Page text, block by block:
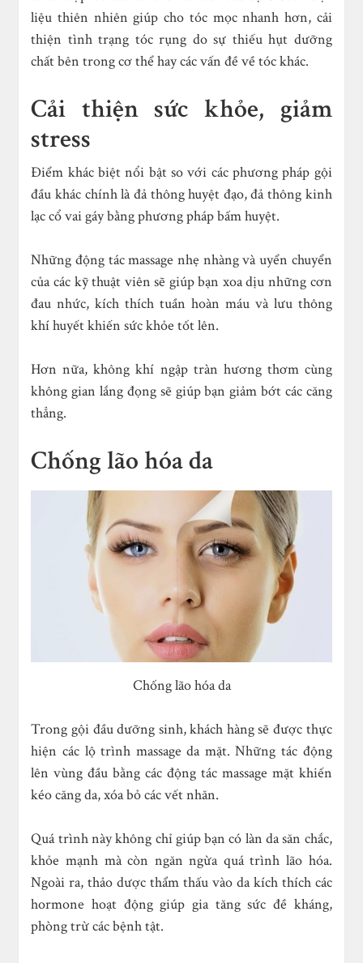
liệu thiên nhiên giúp cho tóc mọc nhanh hơn, cải
thiện tình trạng tóc rụng do sự thiếu hụt dưỡng
chất bên trong cơ thể hay các vấn đề về tóc khác.
Cải thiện sức khỏe, giảm
stress
Điểm khác biệt nổi bật so với các phương pháp gội
đầu khác chính là đả thông huyệt đạo, đả thông kinh
lạc cổ vai gáy bằng phương pháp bấm huyệt.
Những động tác massage nhẹ nhàng và uyển chuyển
của các kỹ thuật viên sẽ giúp bạn xoa dịu những cơn
đau nhức, kích thích tuần hoàn máu và lưu thông
khí huyết khiến sức khỏe tốt lên.
Hơn nữa, không khí ngập tràn hương thơm cùng
không gian lắng đọng sẽ giúp bạn giảm bớt các căng
thẳng.
Chống lão hóa da
Chống lão hóa da
Trong gội đầu dưỡng sinh, khách hàng sẽ được thực
hiện các lộ trình massage da mặt. Những tác động
lên vùng đầu bằng các động tác massage mặt khiến
kéo căng da, xóa bỏ các vết nhăn.
Quá trình này không chỉ giúp bạn có làn da săn chắc,
khỏe mạnh mà còn ngăn ngừa quá trình lão hóa.
Ngoài ra, thảo dược thẩm thấu vào da kích thích các
hormone hoạt động giúp gia tăng sức đề kháng,
phòng trừ các bệnh tật.